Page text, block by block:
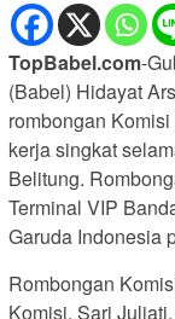
TopBabel.com-
(Babel) Hidayat
rombongan
kerja singkat
Belitung.
Terminal VIP
Garuda Indonesia
Rombongan
Komisi, Sari